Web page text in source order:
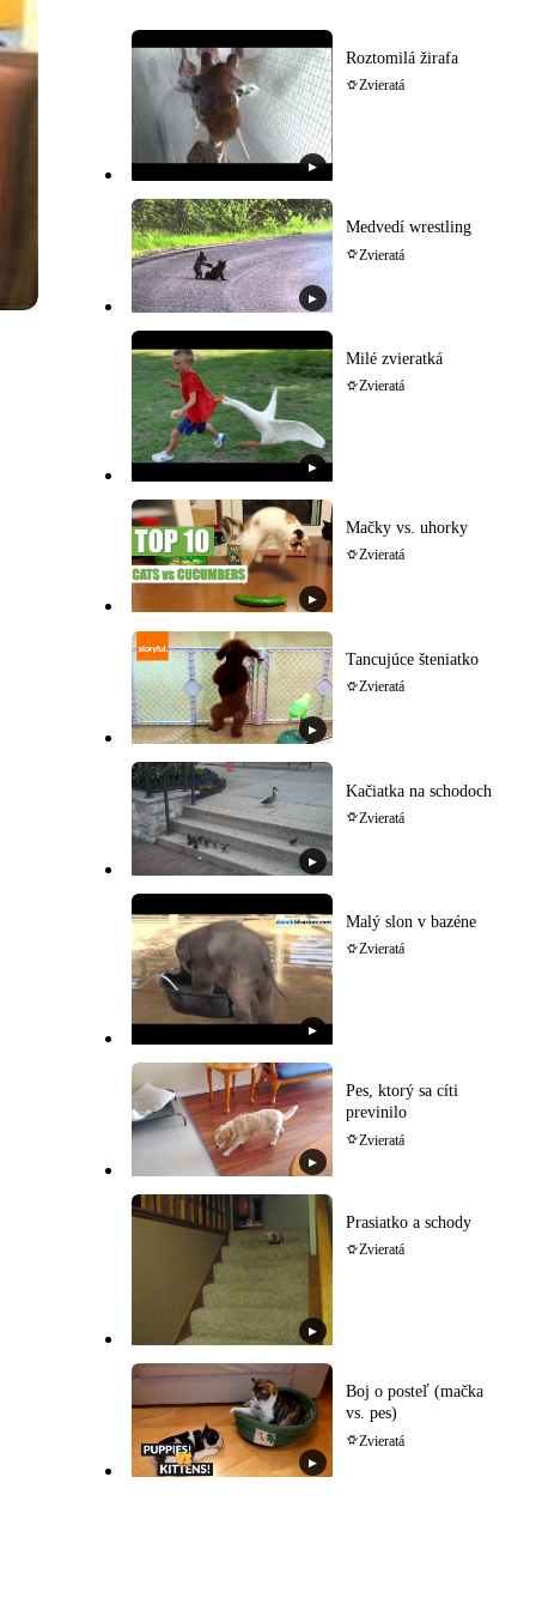
▶
Roztomilá žirafa
Zvieratá
▶
Medvedí wrestling
Zvieratá
▶
Milé zvieratká
Zvieratá
▶
Mačky vs. uhorky
Zvieratá
▶
Tancujúce šteniatko
Zvieratá
▶
Kačiatka na schodoch
Zvieratá
▶
Malý slon v bazéne
Zvieratá
▶
Pes, ktorý sa cíti
previnilo
Zvieratá
▶
Prasiatko a schody
Zvieratá
▶
Boj o posteľ (mačka
vs. pes)
Zvieratá